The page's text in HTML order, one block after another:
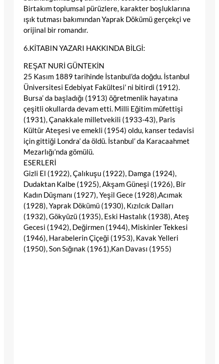
Birtakım toplumsal pürüzlere, karakter boşluklarına
ışık tutması bakımından Yaprak Dökümü gerçekçi ve
orijinal bir romandır.
6.KİTABIN YAZARI HAKKINDA BİLGİ:
REŞAT NURİ GÜNTEKİN
25 Kasım 1889 tarihinde İstanbul’da doğdu. İstanbul
Üniversitesi Edebiyat Fakültesi’ ni bitirdi (1912).
Bursa’ da başladığı (1913) öğretmenlik hayatına
çeşitli okullarda devam etti. Milli Eğitim müfettişi
(1931), Çanakkale milletvekili (1933-43), Paris
Kültür Ateşesi ve emekli (1954) oldu, kanser tedavisi
için gittiği Londra’ da öldü. İstanbul’ da Karacaahmet
Mezarlığı’nda gömülü.
ESERLERİ
Gizli El (1922), Çalıkuşu (1922), Damga (1924),
Dudaktan Kalbe (1925), Akşam Güneşi (1926), Bir
Kadın Düşmanı (1927), Yeşil Gece (1928),Acımak
(1928), Yaprak Dökümü (1930), Kızılcık Dalları
(1932), Gökyüzü (1935), Eski Hastalık (1938), Ateş
Gecesi (1942), Değirmen (1944), Miskinler Tekkesi
(1946), Harabelerin Çiçeği (1953), Kavak Yelleri
(1950), Son Sığınak (1961),Kan Davası (1955)